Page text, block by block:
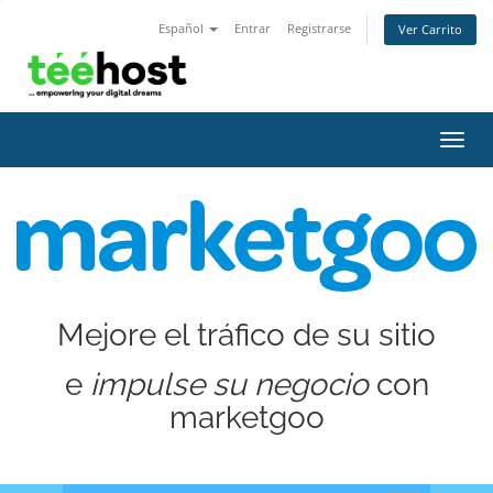
Español Entrar Registrarse Ver Carrito
Mejore el tráfico de su sitio
e impulse su negociocon
marketgoo